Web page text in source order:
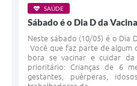
Secretarias
Projetos
Contas Públicas
SAÚDE
Sábado é o Dia D da
Neste sábado (10/05) é o Dia
Você que faz parte de
bora se vacinar e cuidar
prioritário: Crianças de 6
gestantes, puérperas,